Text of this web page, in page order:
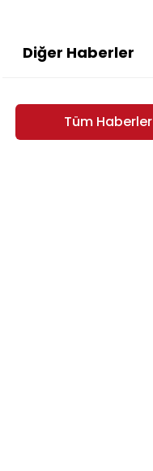
Diğer Haberler
Tüm Haberler